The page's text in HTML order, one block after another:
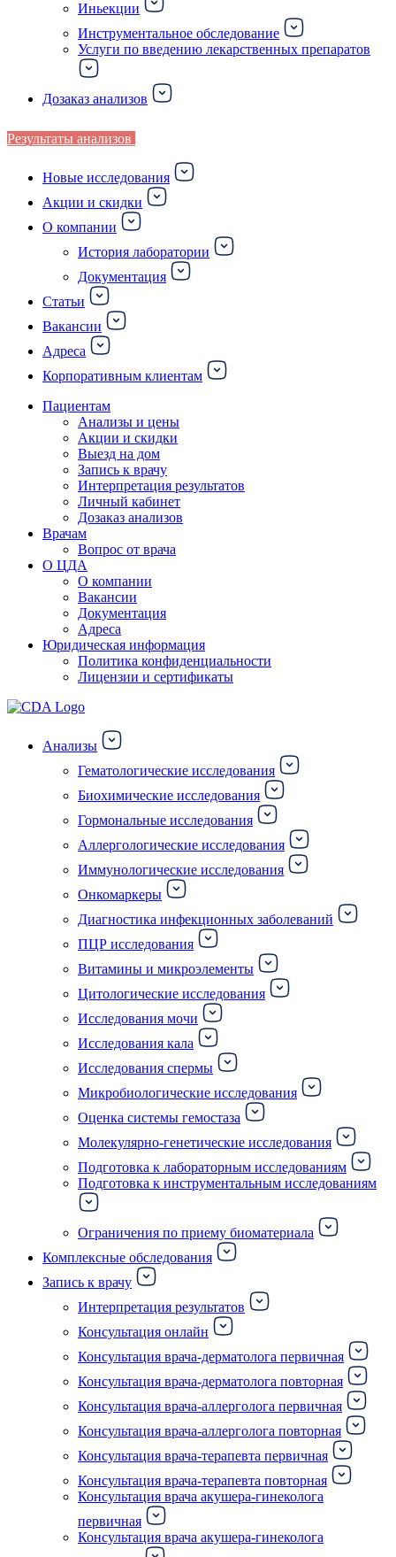
Иньекции
Инструментальное обследование
Услуги по введению лекарственных препаратов
Дозаказ анализов
Результаты анализов
Новые исследования
Акции и скидки
О компании
История лаборатории
Документация
Статьи
Вакансии
Адреса
Корпоративным клиентам
Пациентам
Анализы и цены
Акции и скидки
Выезд на дом
Запись к врачу
Интерпретация результатов
Личный кабинет
Дозаказ анализов
Врачам
Вопрос от врача
О ЦДА
О компании
Вакансии
Документация
Адреса
Юридическая информация
Политика конфиденциальности
Лицензии и сертификаты
Анализы
Гематологические исследования
Биохимические исследования
Гормональные исследования
Аллергологические исследования
Иммунологические исследования
Онкомаркеры
Диагностика инфекционных заболеваний
ПЦР исследования
Витамины и микроэлементы
Цитологические исследования
Исследования мочи
Исследования кала
Исследования спермы
Микробиологические исследования
Оценка системы гемостаза
Молекулярно-генетические исследования
Подготовка к лабораторным исследованиям
Подготовка к инструментальным исследованиям
Ограничения по приему биоматериала
Комплексные обследования
Запись к врачу
Интерпретация результатов
Консультация онлайн
Консультация врача-дерматолога первичная
Консультация врача-дерматолога повторная
Консультация врача-аллерголога первичная
Консультация врача-аллерголога повторная
Консультация врача-терапевта первичная
Консультация врача-терапевта повторная
Консультация врача акушера-гинеколога
первичная
Консультация врача акушера-гинеколога